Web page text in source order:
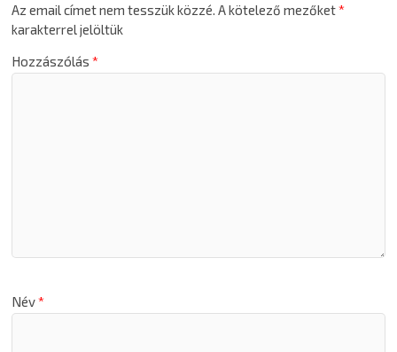
Az email címet nem tesszük közzé. A kötelező mezőket*
karakterrel jelöltük
Hozzászólás*
Név*